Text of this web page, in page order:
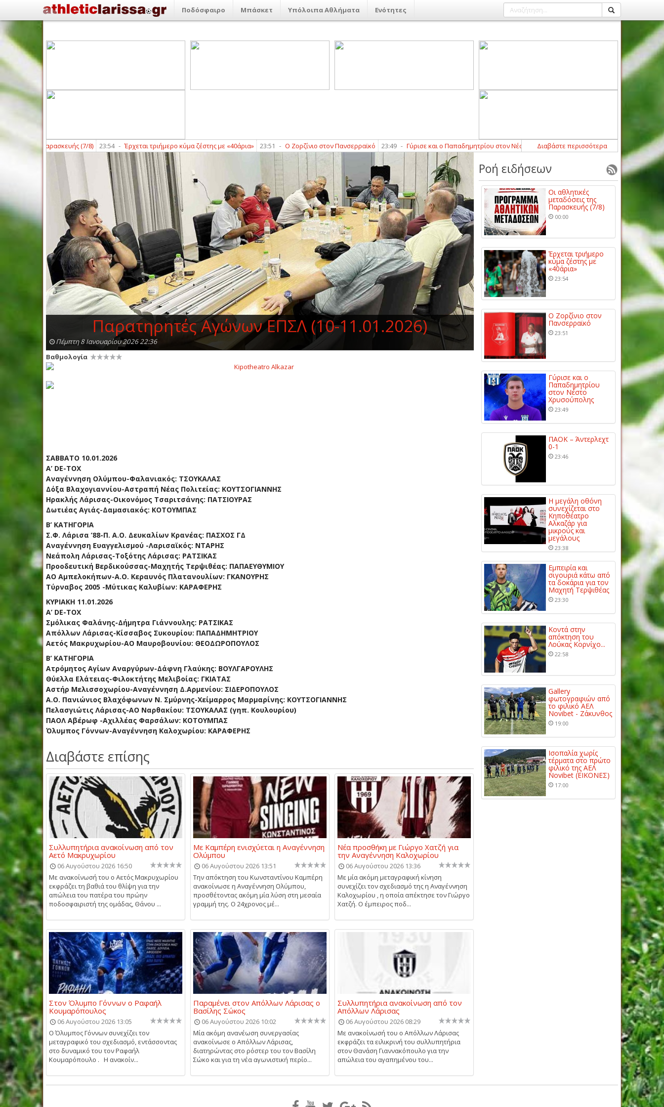
Ποδόσφαιρο Μπάσκετ Υπόλοιπα Αθλήματα Ενότητες
της Παρασκευής (7/8) 23:54 - Έρχεται τριήμερο κύμα ζέστης με «40άρια» 23:51 - Ο Ζορζίνιο στον Πανσερραϊκό 23:49 - Γύρισε και ο Παπαδημητρίου στον Νέστο Χρυσούπολης 23:46 - ΠΑΟΚ – Άντερλεχτ 0-1
Διαβάστε περισσότερα
Παρατηρητές Αγώνων ΕΠΣΛ (10-11.01.2026)
Πέμπτη 8 Ιανουαρίου 2026 22:36
Βαθμολογία
ΣΑΒΒΑΤΟ 10.01.2026
Α’ DE-TOX
Αναγέννηση Ολύμπου-Φαλανιακός: ΤΣΟΥΚΑΛΑΣ
Δόξα Βλαχογιαννίου-Αστραπή Νέας Πολιτείας: ΚΟΥΤΣΟΓΙΑΝΝΗΣ
Ηρακλής Λάρισας-Οικονόμος Τσαριτσάνης: ΠΑΤΣΙΟΥΡΑΣ
Δωτιέας Αγιάς-Δαμασιακός: ΚΟΤΟΥΜΠΑΣ
Β’ ΚΑΤΗΓΟΡΙΑ
Σ.Φ. Λάρισα ’88-Π. Α.Ο. Δευκαλίων Κρανέας: ΠΑΣΧΟΣ ΓΔ
Αναγέννηση Ευαγγελισμού -Λαρισαϊκός: ΝΤΑΡΗΣ
Νεάπολη Λάρισας-Τοξότης Λάρισας: ΡΑΤΣΙΚΑΣ
Προοδευτική Βερδικούσσας-Μαχητής Τερψιθέας: ΠΑΠΑΕΥΘΥΜΙΟΥ
ΑΟ Αμπελοκήπων-Α.Ο. Κεραυνός Πλατανουλίων: ΓΚΑΝΟΥΡΗΣ
Τύρναβος 2005 -Μύτικας Καλυβίων: ΚΑΡΑΦΕΡΗΣ
ΚΥΡΙΑΚΗ 11.01.2026
Α’ DE-TOX
Σμόλικας Φαλάνης-Δήμητρα Γιάννουλης: ΡΑΤΣΙΚΑΣ
Απόλλων Λάρισας-Κίσσαβος Συκουρίου: ΠΑΠΑΔΗΜΗΤΡΙΟΥ
Αετός Μακρυχωρίου-ΑΟ Μαυροβουνίου: ΘΕΟΔΩΡΟΠΟΥΛΟΣ
Β’ ΚΑΤΗΓΟΡΙΑ
Ατρόμητος Αγίων Αναργύρων-Δάφνη Γλαύκης: ΒΟΥΛΓΑΡΟΥΛΗΣ
Θύελλα Ελάτειας-Φιλοκτήτης Μελιβοίας: ΓΚΙΑΤΑΣ
Αστήρ Μελισσοχωρίου-Αναγέννηση Δ.Αρμενίου: ΣΙΔΕΡΟΠΟΥΛΟΣ
Α.Ο. Πανιώνιος Βλαχόφωνων Ν. Σμύρνης-Χείμαρρος Μαρμαρίνης: ΚΟΥΤΣΟΓΙΑΝΝΗΣ
Πελασγιώτις Λάρισας-ΑΟ Ναρθακίου: ΤΣΟΥΚΑΛΑΣ (γηπ. Κουλουρίου)
ΠΑΟΛ Αβέρωφ -Αχιλλέας Φαρσάλων: ΚΟΤΟΥΜΠΑΣ
Όλυμπος Γόννων-Αναγέννηση Καλοχωρίου: ΚΑΡΑΦΕΡΗΣ
Διαβάστε επίσης
Συλλυπητήρια ανακοίνωση από τον
Αετό Μακρυχωρίου
06 Αυγούστου 2026 16:50
Με ανακοίνωσή του ο Αετός Μακρυχωρίου
εκφράζει τη βαθιά του θλίψη για την
απώλεια του πατέρα του πρώην
ποδοσφαιριστή της ομάδας, Θάνου ...
Με Καμπέρη ενισχύεται η Αναγέννηση
Ολύμπου
06 Αυγούστου 2026 13:51
Την απόκτηση του Κωνσταντίνου Καμπέρη
ανακοίνωσε η Αναγέννηση Ολύμπου,
προσθέτοντας ακόμη μία λύση στη μεσαία
γραμμή της. Ο 24χρονος μέ...
Νέα προσθήκη με Γιώργο Χατζή για
την Αναγέννηση Καλοχωρίου
06 Αυγούστου 2026 13:36
Με μία ακόμη μεταγραφική κίνηση
συνεχίζει τον σχεδιασμό της η Αναγέννηση
Καλοχωρίου , η οποία απέκτησε τον Γιώργο
Χατζή. Ο έμπειρος ποδ...
Στον Όλυμπο Γόννων ο Ραφαήλ
Κουμαρόπουλος
06 Αυγούστου 2026 13:05
Ο Όλυμπος Γόννων συνεχίζει τον
μεταγραφικό του σχεδιασμό, εντάσσοντας
στο δυναμικό του τον Ραφαήλ
Κουμαρόπουλο . Η ανακοίν...
Παραμένει στον Απόλλων Λάρισας ο
Βασίλης Σώκος
06 Αυγούστου 2026 10:02
Μία ακόμη ανανέωση συνεργασίας
ανακοίνωσε ο Απόλλων Λάρισας,
διατηρώντας στο ρόστερ του τον Βασίλη
Σώκο και για τη νέα αγωνιστική περίο...
Συλλυπητήρια ανακοίνωση από τον
Απόλλων Λάρισας
06 Αυγούστου 2026 08:29
Με ανακοίνωσή του ο Απόλλων Λάρισας
εκφράζει τα ειλικρινή του συλλυπητήρια
στον Θανάση Γιαννακόπουλο για την
απώλεια του αγαπημένου του...
Ροή ειδήσεων
Οι αθλητικές
μεταδόσεις της
Παρασκευής (7/8)
00:00
Έρχεται τριήμερο
κύμα ζέστης με
«40άρια»
23:54
Ο Ζορζίνιο στον
Πανσερραϊκό
23:51
Γύρισε και ο
Παπαδημητρίου
στον Νέστο
Χρυσούπολης
23:49
ΠΑΟΚ – Άντερλεχτ
0-1
23:46
Η μεγάλη οθόνη
συνεχίζεται στο
Κηποθέατρο
Αλκαζάρ για
μικρούς και
μεγάλους
23:38
Εμπειρία και
σιγουριά κάτω από
τα δοκάρια για τον
Μαχητή Τερψιθέας
23:30
Κοντά στην
απόκτηση του
Λούκας Κορνίχο...
22:58
Gallery
φωτογραφιών από
το φιλικό ΑΕΛ
Novibet - Ζάκυνθος
19:00
Ισοπαλία χωρίς
τέρματα στο πρώτο
φιλικό της ΑΕΛ
Novibet (ΕΙΚΟΝΕΣ)
17:00